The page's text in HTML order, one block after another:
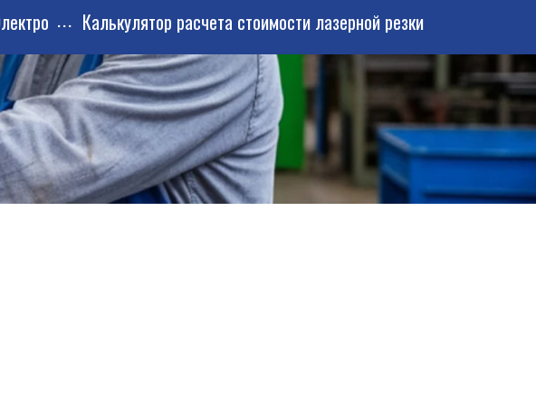
Калькулятор расчета стоимости лазерной резки